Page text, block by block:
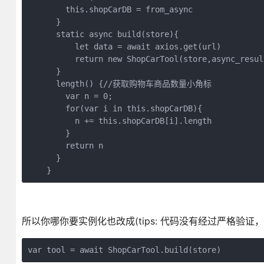
        this.shopCarDB = from_async
      }
      static async build(store){
          let data = await axios.get(url)
return new
      }
      length() {//获取购物车商品数量小角标
        var n = 0;
        for(var i in this.shopCarDB){
          n += this.shopCarDB[i].length
        }
        return n
      }
    }
所以你哪你要实例化也改成(tips: 代码没有经过严格验证
var tool = await ShopCarTool.build(store)